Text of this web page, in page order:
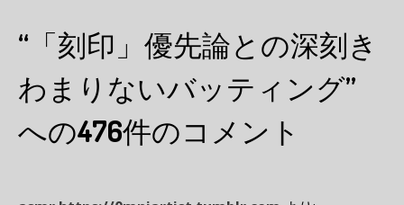
“「刻印」優先論との深刻き
わまりないバッティング”
への476件のコメント